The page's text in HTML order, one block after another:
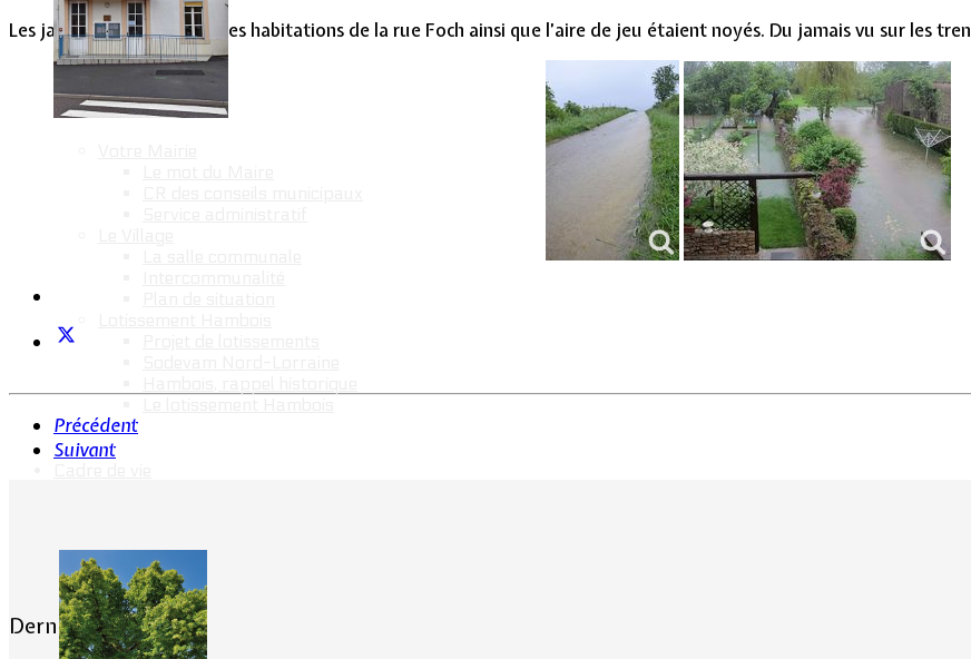
Les jardins situés derrière les habitations de la rue Foch ainsi que l’aire de jeu étaient noyés. Du jamais vu sur les
Précédent
Suivant
Dernières actualités